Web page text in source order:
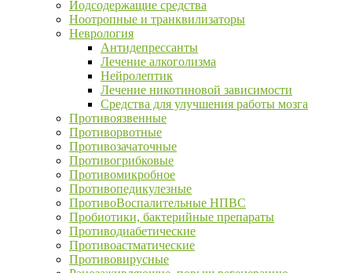
Йодсодержащие средства
Ноотропные и транквилизаторы
Неврология
Антидепрессанты
Лечение алкоголизма
Нейролептик
Лечение никотиновой зависимости
Средства для улучшения работы мозга
Противоязвенные
Противорвотные
Противозачаточные
Противогрибковые
Противомикробное
Противопедикулезные
ПротивоВоспалительные НПВС
Пробиотики, бактерийные препараты
Противодиабетические
Противоастматические
Противовирусные